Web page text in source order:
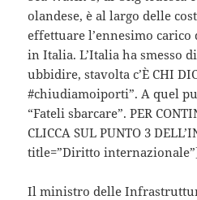
olandese, è al largo delle
effettuare l’ennesimo
in Italia. L’Italia ha smesso
ubbidire, stavolta c’È CHI
#chiudiamoiporti”. A quel
“Fateli sbarcare”. PER
CLICCA SUL PUNTO 3
title=”Diritto
Il ministro delle